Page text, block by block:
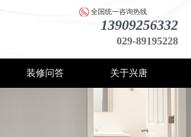
全国统一咨询热线
13909256332
029-89195228
装修问答 关于兴唐